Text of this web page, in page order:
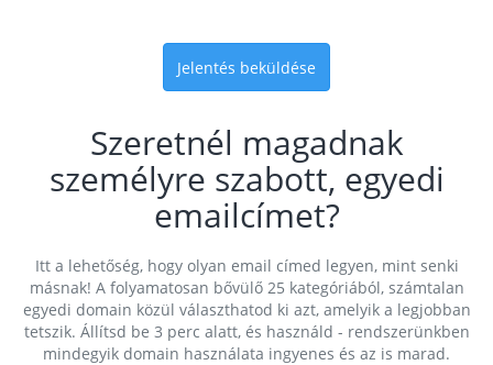
Jelentés beküldése
Szeretnél magadnak
személyre szabott, egyedi
emailcímet?
Itt a lehetőség, hogy olyan email címed legyen, mint senki
másnak! A folyamatosan bővülő 25 kategóriából, számtalan
egyedi domain közül választhatod ki azt, amelyik a legjobban
tetszik. Állítsd be 3 perc alatt, és használd - rendszerünkben
mindegyik domain használata ingyenes és az is marad.